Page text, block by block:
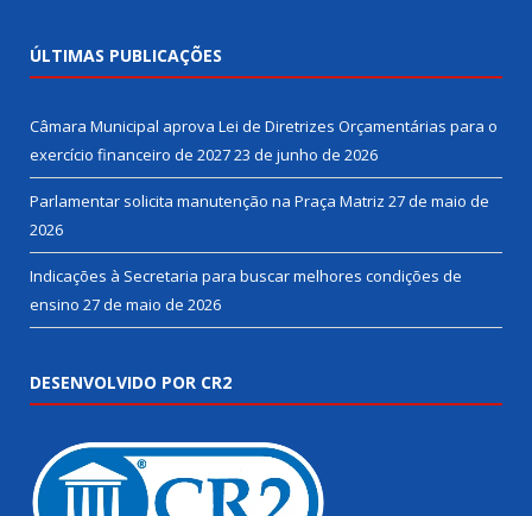
ÚLTIMAS PUBLICAÇÕES
Câmara Municipal aprova Lei de Diretrizes Orçamentárias para o
exercício financeiro de 202723 de junho de 2026
Parlamentar solicita manutenção na Praça Matriz 27 de maio de
2026
Indicações à Secretaria para buscar melhores condições de
ensino 27 de maio de 2026
DESENVOLVIDO POR CR2